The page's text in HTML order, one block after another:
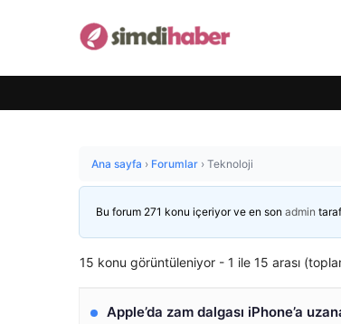
Ana sayfa › Forumlar › Teknoloji
Bu forum 271 konu içeriyor ve en son admin
15 konu görüntüleniyor - 1 ile 15 arası
Apple’da zam dalgası iPhone’a